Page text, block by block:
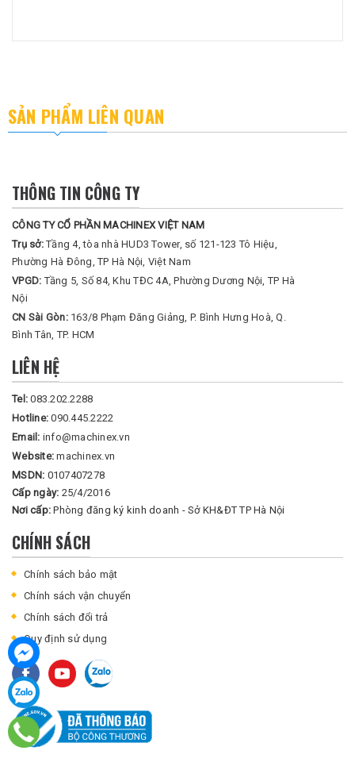
SẢN PHẨM LIÊN QUAN
THÔNG TIN CÔNG TY
CÔNG TY CỔ PHẦN MACHINEX VIỆT NAM
Trụ sở:Tầng 4, tòa nhà HUD3 Tower, số 121-123 Tô Hiệu,
Phường Hà Đông, TP Hà Nội, Việt Nam
VPGD:Tầng 5, Số 84, Khu TĐC 4A, Phường Dương Nội, TP Hà
Nội
CN Sài Gòn: 163/8 Phạm Đăng Giảng, P. Bình Hưng Hoà, Q.
Bình Tân, TP. HCM
LIÊN HỆ
Tel:083.202.2288
Hotline:090.445.2222
Email: info@machinex.vn
Website:machinex.vn
MSDN: 0107407278
Cấp ngày: 25/4/2016
Nơi cấp:Phòng đăng ký kinh doanh - Sở KH&ĐT TP Hà Nội
CHÍNH SÁCH
Chính sách bảo mật
Chính sách vận chuyển
Chính sách đổi trả
Quy định sử dụng